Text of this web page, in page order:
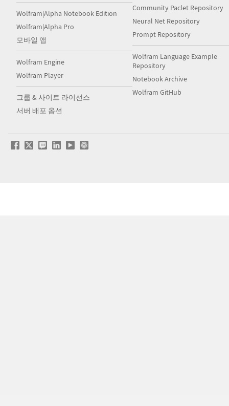
Wolfram|Alpha Notebook Edition
Wolfram|Alpha Pro
모바일 앱
Wolfram Engine
Wolfram Player
그룹 & 사이트 라이선스
서버 배포 옵션
Community Paclet Repository
Neural Net Repository
Prompt Repository
Wolfram Language Example
Repository
Notebook Archive
Wolfram GitHub